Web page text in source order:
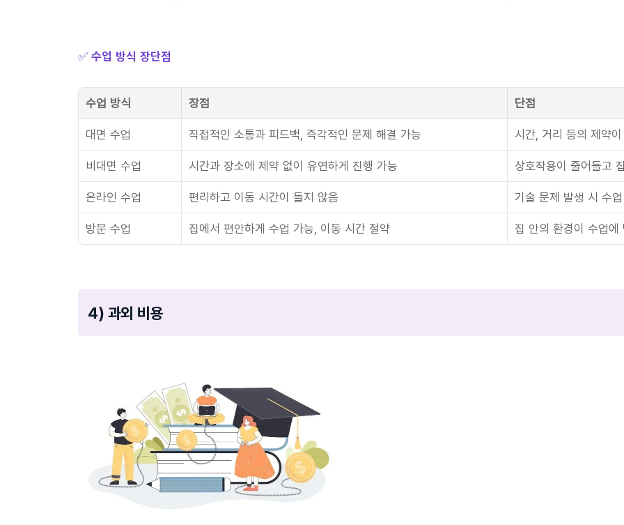
✅ 수업 방식 장단점
수업 방식 장점
단점
대면 수업
직접적인 소통과 피드백, 즉각적인 문제 해결 가능
시간, 거리 등의 제약
비대면 수업
시간과 장소에 제약 없이 유연하게 진행 가능
상호작용이 줄어들고
온라인 수업
편리하고 이동 시간이 들지 않음
기술 문제 발생 시 수
방문 수업
집에서 편안하게 수업 가능, 이동 시간 절약 집 안의 환경이 수업
4) 과외 비용